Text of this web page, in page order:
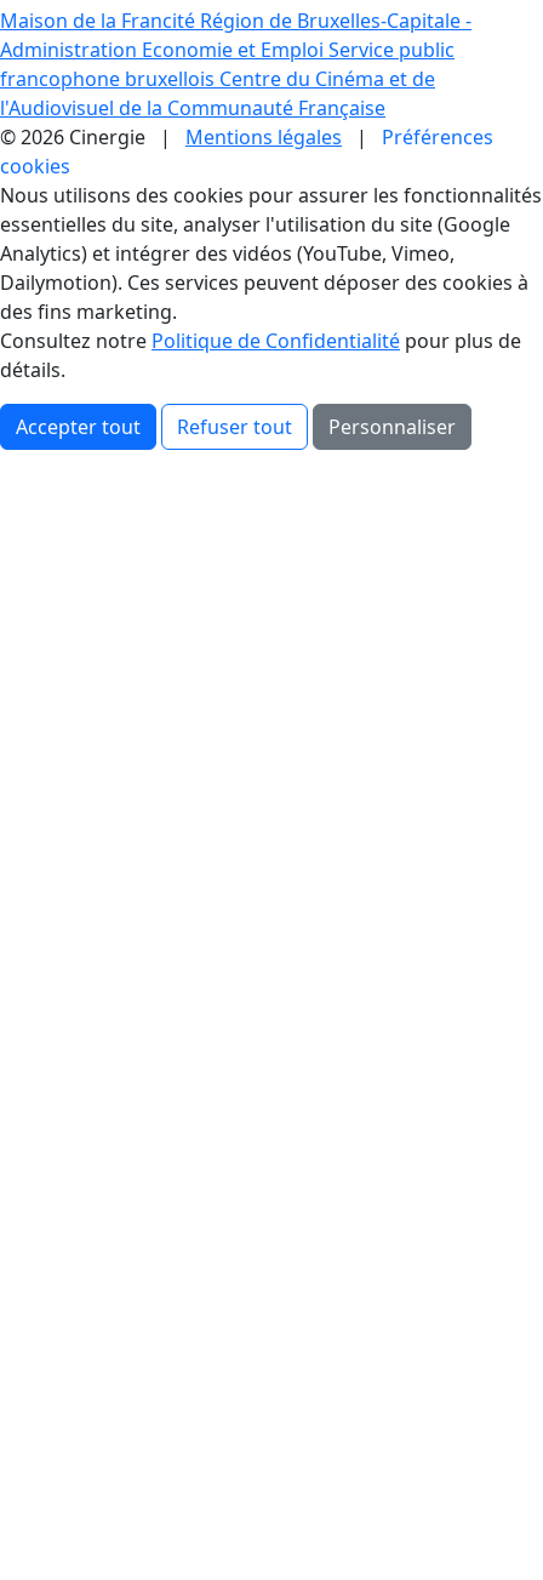
Maison de la Francité Région de Bruxelles-Capitale -
Administration Economie et Emploi Service public
francophone bruxellois Centre du Cinéma et de
l'Audiovisuel de la Communauté Française
© 2026 Cinergie | Mentions légales | Préférences
cookies
Gestion des Cookies
Nous utilisons des cookies pour assurer les fonctionnalités
essentielles du site, analyser l'utilisation du site (Google
Analytics) et intégrer des vidéos (YouTube, Vimeo,
Dailymotion). Ces services peuvent déposer des cookies à
des fins marketing.
Consultez notre Politique de Confidentialité pour plus de
détails.
Accepter tout Refuser tout Personnaliser